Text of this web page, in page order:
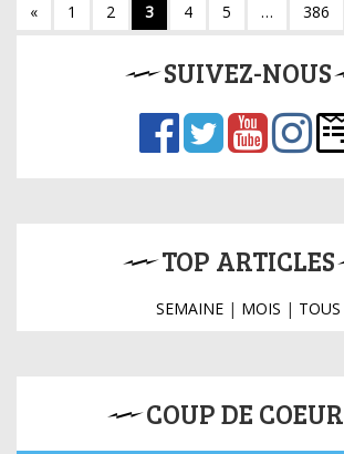
« 1 2 3 4 5 … 386
SUIVEZ-NOUS
TOP ARTICLES
SEMAINE| MOIS | TOUS
COUP DE COEUR